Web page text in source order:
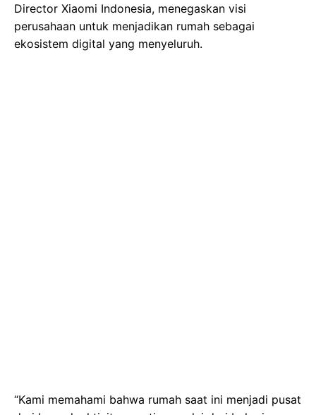
Director Xiaomi Indonesia, menegaskan visi
perusahaan untuk menjadikan rumah sebagai
ekosistem digital yang menyeluruh.
“Kami memahami bahwa rumah saat ini menjadi pusat